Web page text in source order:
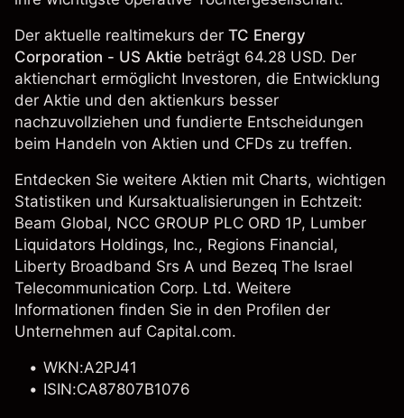
Der aktuelle realtimekurs der TC Energy
Corporation - US Aktie beträgt 64.28 USD. Der
aktienchart ermöglicht Investoren, die Entwicklung
der Aktie und den aktienkurs besser
nachzuvollziehen und fundierte Entscheidungen
beim Handeln von Aktien und CFDs zu treffen.
Entdecken Sie weitere Aktien mit Charts, wichtigen
Statistiken und Kursaktualisierungen in Echtzeit:
Beam Global, NCC GROUP PLC ORD 1P, Lumber
Liquidators Holdings, Inc., Regions Financial,
Liberty Broadband Srs A und Bezeq The Israel
Telecommunication Corp. Ltd. Weitere
Informationen finden Sie in den Profilen der
Unternehmen auf Capital.com.
WKN:A2PJ41
ISIN:CA87807B1076